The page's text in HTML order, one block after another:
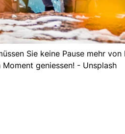
Sie keine Pause mehr
geniessen! - Unsplash